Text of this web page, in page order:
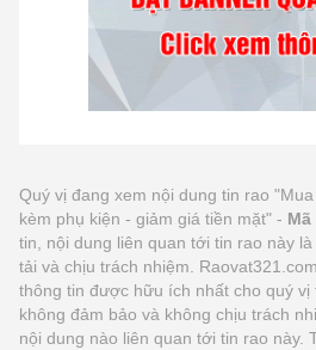
Quý vị đang xem nội dung tin rao
kèm phụ kiện - giảm giá tiền mặt" - Mã
tin, nội dung liên quan tới tin rao này
tải và chịu trách nhiệm.
thông tin được hữu ích nhất cho quý vị
không đảm bảo và không chịu trách
nội dung nào liên quan tới tin rao này.